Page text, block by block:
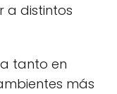
a distintos
tanto en
más